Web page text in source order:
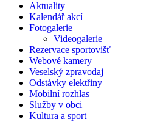
Aktuality
Kalendář akcí
Fotogalerie
Videogalerie
Rezervace sportovišť
Webové kamery
Veselský zpravodaj
Odstávky elektřiny
Mobilní rozhlas
Služby v obci
Kultura a sport